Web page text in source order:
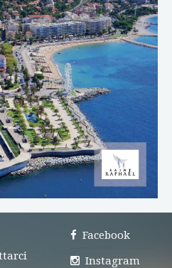
Facebook
Instagram